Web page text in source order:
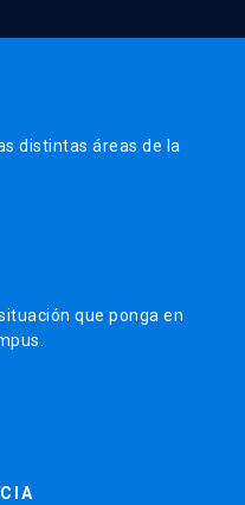
distintas áreas de la
que ponga en